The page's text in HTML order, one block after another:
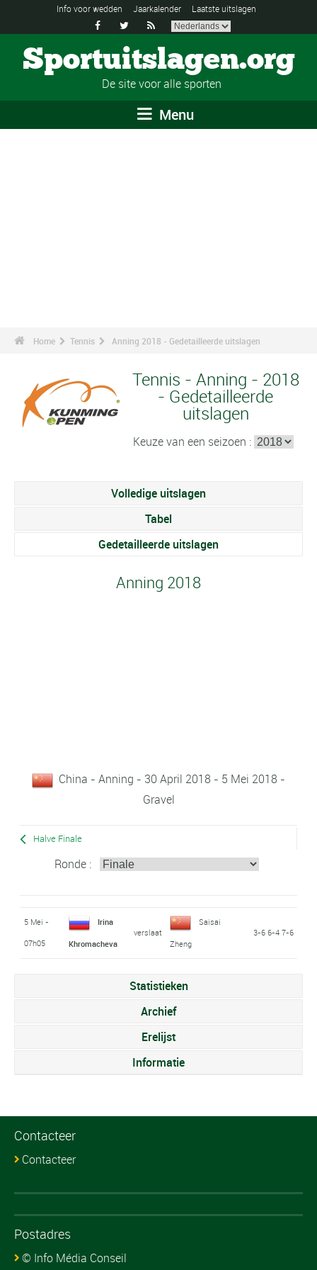
Info voor wedden Jaarkalender Laatste uitslagen
  
Sportuitslagen.org
De site voor alle sporten
Menu
Home Tennis Anning 2018 - Gedetailleerde uitslagen
Tennis - Anning - 2018
- Gedetailleerde
uitslagen
Keuze van een seizoen :
Volledige uitslagen
Tabel
Gedetailleerde uitslagen
Anning 2018
China - Anning - 30 April 2018 - 5 Mei 2018 -
Gravel
Halve Finale
Ronde :
5 Mei -
07h05
Irina
Khromacheva
verslaat
Saisai
Zheng
3-6 6-4 7-6
Statistieken
Archief
Erelijst
Informatie
Contacteer
Contacteer
Postadres
© Info Média Conseil